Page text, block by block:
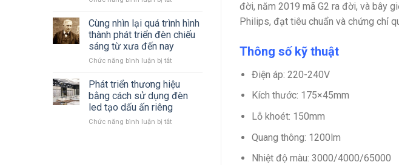
đời, năm 2019 mã G2 ra đời, và bây
Philips, đạt tiêu chuẩn và chứng chỉ
Thông số kỹ thuật
Điện áp: 220-240V
Kích thước: 175×45mm
Lỗ khoét: 150mm
Quang thông: 1200lm
Nhiệt độ màu: 3000/4000/65000
nhất
–
2025
nhất
giá
đèn
LED
Philips
2023
2024 mới
nhất
Cùng nhìn lại quá trình hình
thành phát triển đèn chiếu
sáng từ xưa đến nay
Chức năng bình luận bị tắtở
nhìn
lại
quá
trình
hình
Phát triển thương hiệu
bằng cách sử dụng đèn
led tạo dấu ấn riêng
Chức năng bình luận bị tắtở